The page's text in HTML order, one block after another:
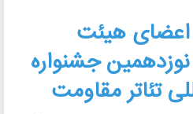
هیئت
نوزدهمین جشنواره
تئاتر مقاومت